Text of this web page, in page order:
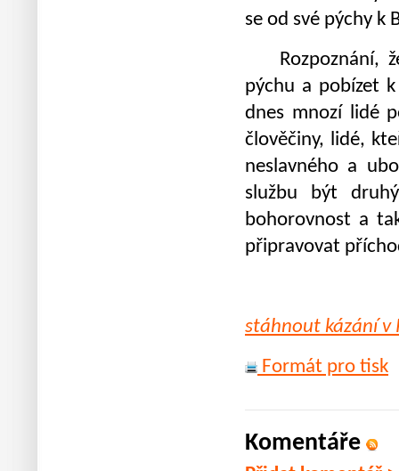
se od své pýchy k
Rozpoznání,
pýchu a pobízet
dnes mnozí lidé
člověčiny, lidé,
neslavného a
službu být
bohorovnost a
připravovat
stáhnout kázání v
Formát pro tisk
Komentáře